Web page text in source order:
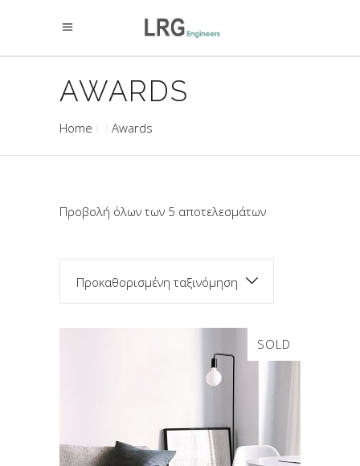
AWARDS
Home Awards
Προβολή όλων των 5 αποτελεσμάτων
Προκαθορισμένη ταξινόμηση
SOLD